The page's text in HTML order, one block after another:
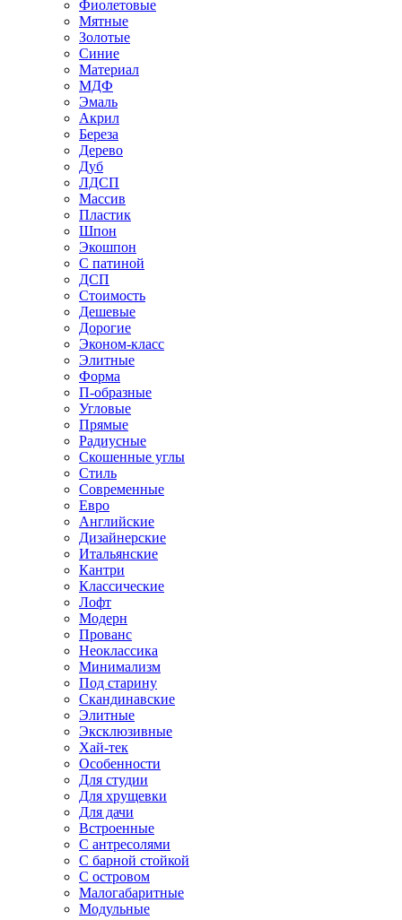
Фиолетовые
Мятные
Золотые
Синие
Материал
МДФ
Эмаль
Акрил
Береза
Дерево
Дуб
ЛДСП
Массив
Пластик
Шпон
Экошпон
С патиной
ДСП
Стоимость
Дешевые
Дорогие
Эконом-класс
Элитные
Форма
П-образные
Угловые
Прямые
Радиусные
Скошенные углы
Стиль
Современные
Евро
Английские
Дизайнерские
Итальянские
Кантри
Классические
Лофт
Модерн
Прованс
Неоклассика
Минимализм
Под старину
Скандинавские
Элитные
Эксклюзивные
Хай-тек
Особенности
Для студии
Для хрущевки
Для дачи
Встроенные
С антресолями
С барной стойкой
С островом
Малогабаритные
Модульные